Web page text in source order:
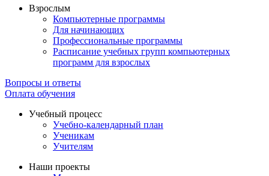
Взрослым
Компьютерные программы
Для начинающих
Профессиональные программы
Расписание учебных групп компьютерных
программ для взрослых
Вопросы и ответы
Оплата обучения
Учебный процесс
Учебно-календарный план
Ученикам
Учителям
Наши проекты